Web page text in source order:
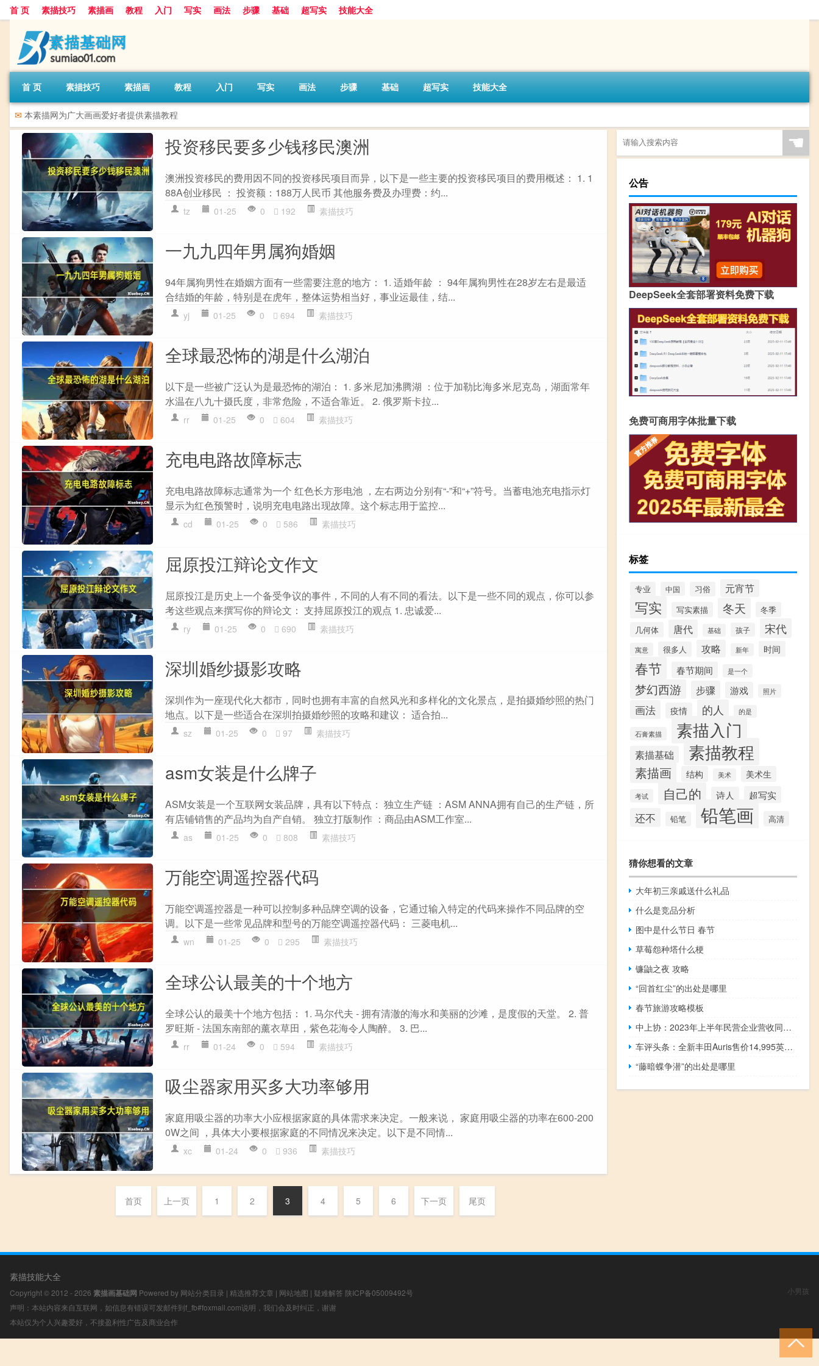
首 页 素描技巧 素描画 教程 入门 写实 画法 步骤 基础 超写实 技能大全
首 页 素描技巧 素描画 教程 入门 写实 画法 步骤 基础 超写实 技能大全
✉ 本素描网为广大画画爱好者提供素描教程
投资移民要多少钱移民澳洲
澳洲投资移民的费用因不同的投资移民项目而异，以下是一些主要的投资移民项目的费用概述： 1. 1
88A创业移民 ： 投资额：188万人民币 其他服务费及办理费：约...
tz 01-25 0 192 素描技巧
一九九四年男属狗婚姻
94年属狗男性在婚姻方面有一些需要注意的地方： 1. 适婚年龄 ： 94年属狗男性在28岁左右是最适
合结婚的年龄，特别是在虎年，整体运势相当好，事业运最佳，结...
yj 01-25 0 694 素描技巧
全球最恐怖的湖是什么湖泊
以下是一些被广泛认为是最恐怖的湖泊： 1. 多米尼加沸腾湖 ：位于加勒比海多米尼克岛，湖面常年
水温在八九十摄氏度，非常危险，不适合靠近。 2. 俄罗斯卡拉...
rr 01-25 0 604 素描技巧
充电电路故障标志
充电电路故障标志通常为一个 红色长方形电池 ，左右两边分别有“-”和“+”符号。当蓄电池充电指示灯
显示为红色预警时，说明充电电路出现故障。这个标志用于监控...
cd 01-25 0 586 素描技巧
屈原投江辩论文作文
屈原投江是历史上一个备受争议的事件，不同的人有不同的看法。以下是一些不同的观点，你可以参
考这些观点来撰写你的辩论文： 支持屈原投江的观点 1. 忠诚爱...
ry 01-25 0 690 素描技巧
深圳婚纱摄影攻略
深圳作为一座现代化大都市，同时也拥有丰富的自然风光和多样化的文化景点，是拍摄婚纱照的热门
地点。以下是一些适合在深圳拍摄婚纱照的攻略和建议： 适合拍...
sz 01-25 0 97 素描技巧
asm女装是什么牌子
ASM女装是一个互联网女装品牌，具有以下特点： 独立生产链 ：ASM ANNA拥有自己的生产链，所
有店铺销售的产品均为自产自销。 独立打版制作 ：商品由ASM工作室...
as 01-25 0 808 素描技巧
万能空调遥控器代码
万能空调遥控器是一种可以控制多种品牌空调的设备，它通过输入特定的代码来操作不同品牌的空
调。以下是一些常见品牌和型号的万能空调遥控器代码： 三菱电机...
wn 01-25 0 295 素描技巧
全球公认最美的十个地方
全球公认的最美十个地方包括： 1. 马尔代夫 - 拥有清澈的海水和美丽的沙滩，是度假的天堂。 2. 普
罗旺斯 - 法国东南部的薰衣草田，紫色花海令人陶醉。 3. 巴...
rr 01-24 0 594 素描技巧
吸尘器家用买多大功率够用
家庭用吸尘器的功率大小应根据家庭的具体需求来决定。一般来说， 家庭用吸尘器的功率在600-200
0W之间 ，具体大小要根据家庭的不同情况来决定。以下是不同情...
xc 01-24 0 936 素描技巧
首页 上一页 1 2 3 4 5 6 下一页 尾页
☚
公告
DeepSeek全套部署资料免费下载
免费可商用字体批量下载
标签
专业 中国 习俗 元宵节
写实 写实素描 冬天
冬季
几何体
唐代 基础 孩子 宋代
寓意 很多人 攻略 新年 时间
春节 春节期间 是一个
梦幻西游 步骤 游戏 照片
画法 疫情 的人 的是
石膏素描 素描入门
素描基础 素描教程
素描画 结构 美术 美术生
考试 自己的 诗人 超写实
还不 铅笔 铅笔画 高清
猜你想看的文章
大年初三亲戚送什么礼品
什么是竞品分析
图中是什么节日 春节
草莓怨种塔什么梗
镰鼬之夜 攻略
“回首红尘”的出处是哪里
春节旅游攻略模板
中上协：2023年上半年民营企业营收同比增速达7.2%
车评头条：全新丰田Auris售价14,995英镑12月开始销售
“藤暗蝶争潜”的出处是哪里
素描技能大全
Copyright © 2012 - 2026 素描画基础网 Powered by 网站分类目录 | 精选推荐文章 | 网站地图 | 疑难解答 陕ICP备05009492号
声明：本站内容来自互联网，如信息有错误可发邮件到f_fb#foxmail.com说明，我们会及时纠正，谢谢
本站仅为个人兴趣爱好，不接盈利性广告及商业合作
小男孩